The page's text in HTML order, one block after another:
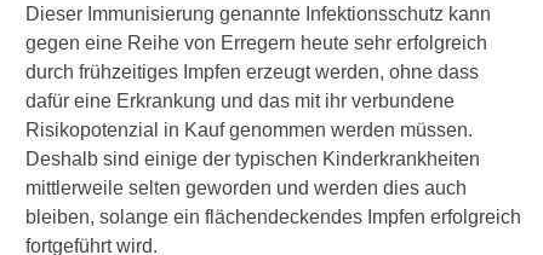
Dieser Immunisierung genannte Infektionsschutz kann
gegen eine Reihe von Erregern heute sehr erfolgreich
durch frühzeitiges Impfen erzeugt werden, ohne dass
dafür eine Erkrankung und das mit ihr verbundene
Risikopotenzial in Kauf genommen werden müssen.
Deshalb sind einige der typischen Kinderkrankheiten
mittlerweile selten geworden und werden dies auch
bleiben, solange ein flächendeckendes Impfen erfolgreich
fortgeführt wird.
e
n
h
a
b
e
n
?
W